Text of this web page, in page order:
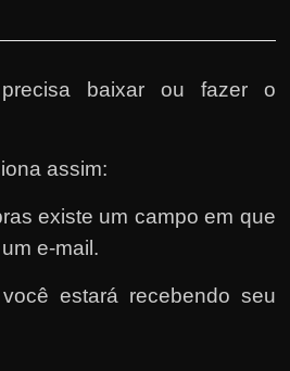
baixar ou fazer o
assim:
existe um campo em que
e-mail.
estará recebendo seu